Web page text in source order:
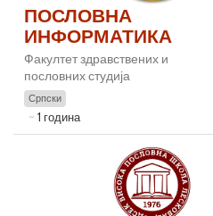
ПОСЛОВНА
ИНФОРМАТИКА
Факултет здравствених и
пословних студија
Српски
1 година